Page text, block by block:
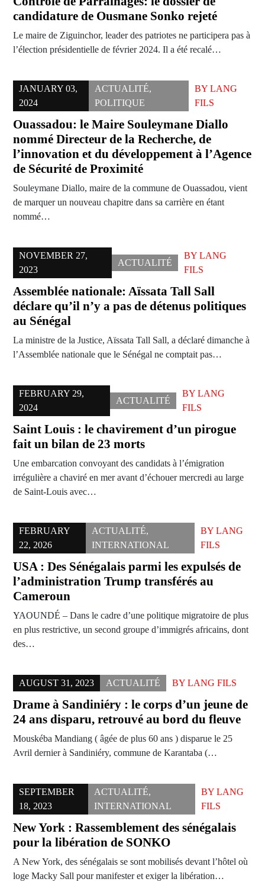
candidature de Ousmane Sonko rejeté
Le maire de Ziguinchor, leader des patriotes ne participera pas à
l’élection présidentielle de février 2024. Il a été recalé…
JANUARY 03,
2024
ACTUALITÉ,
POLITIQUE
BY LANG
FILS
Ouassadou: le Maire Souleymane Diallo
nommé Directeur de la Recherche, de
l’innovation et du développement à l’Agence
de Sécurité de Proximité
Souleymane Diallo, maire de la commune de Ouassadou, vient
de marquer un nouveau chapitre dans sa carrière en étant
nommé…
NOVEMBER 27,
2023
ACTUALITÉ
BY LANG
FILS
Assemblée nationale: Aïssata Tall Sall
déclare qu’il n’y a pas de détenus politiques
au Sénégal
La ministre de la Justice, Aïssata Tall Sall, a déclaré dimanche à
l’Assemblée nationale que le Sénégal ne comptait pas…
FEBRUARY 29,
2024
ACTUALITÉ
BYLANG
FILS
Saint Louis : le chavirement d’un pirogue
fait un bilan de 23 morts
Une embarcation convoyant des candidats à l’émigration
irrégulière a chaviré en mer avant d’échouer mercredi au large
de Saint-Louis avec…
FEBRUARY
22, 2026
ACTUALITÉ,
INTERNATIONAL
BY LANG
FILS
USA : Des Sénégalais parmi les expulsés de
l’administration Trump transférés au
Cameroun
YAOUNDÉ – Dans le cadre d’une politique migratoire de plus
en plus restrictive, un second groupe d’immigrés africains, dont
des…
AUGUST 31, 2023 ACTUALITÉ BY LANG FILS
Drame à Sandiniéry : le corps d’un jeune de
24 ans disparu, retrouvé au bord du fleuve
Mouskéba Mandiang ( âgée de plus 60 ans ) disparue le 25
Avril dernier à Sandiniéry, commune de Karantaba (…
SEPTEMBER
18, 2023
ACTUALITÉ,
INTERNATIONAL
BYLANG
FILS
New York : Rassemblement des sénégalais
pour la libération de SONKO
A New York, des sénégalais se sont mobilisés devant l’hôtel où
loge Macky Sall pour manifester et exiger la libération…